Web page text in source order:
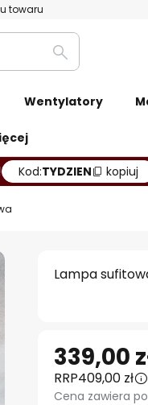
towaru
Szukaj
Wentylatory
Kod:TYDZIEN kopiuj
Lampa
339,00
RRP409,00 zł
Cena zawiera